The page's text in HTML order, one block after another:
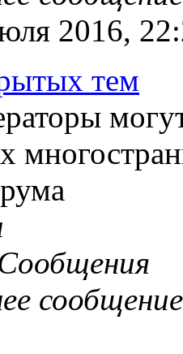
2016,
тем
сообщение